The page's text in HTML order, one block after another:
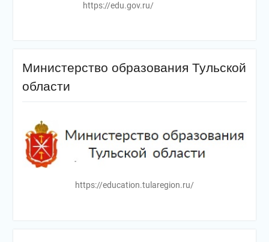
https://edu.gov.ru/
Министерство образования Тульской
области
https://education.tularegion.ru/